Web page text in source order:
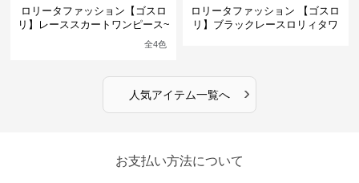
ロリータファッション【ゴスロ
リ】レーススカートワンピース~
全4色
ロリータファッション 【ゴスロ
リ】ブラックレースロリィタワ
人気アイテム一覧へ ›
お支払い方法について